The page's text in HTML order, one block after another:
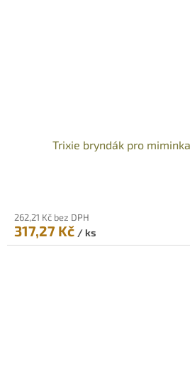
Trixie bryndák pro
262,21 Kč bez DPH
317,27 Kč / ks